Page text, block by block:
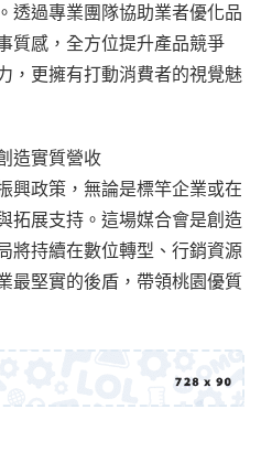
透過專業團隊協助業者優化品
質感，全方位提升產品競爭
，更擁有打動消費者的視覺魅
造實質營收
興政策，無論是標竿企業或在
拓展支持。這場媒合會是創造
將持續在數位轉型、行銷資源
最堅實的後盾，帶領桃園優質